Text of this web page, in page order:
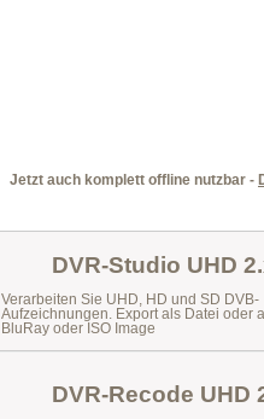
Jetzt auch komplett offline nutzbar -
DVR-Studio UHD
Verarbeiten Sie UHD, HD und SD DVB-
Aufzeichnungen. Export als Datei oder
BluRay oder ISO Image
DVR-Recode UHD